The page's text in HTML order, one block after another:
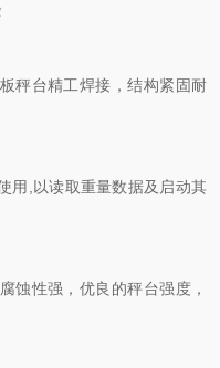
台精工焊接，结构紧固耐
,以读取重量数据及启动其
性强，优良的秤台强度，